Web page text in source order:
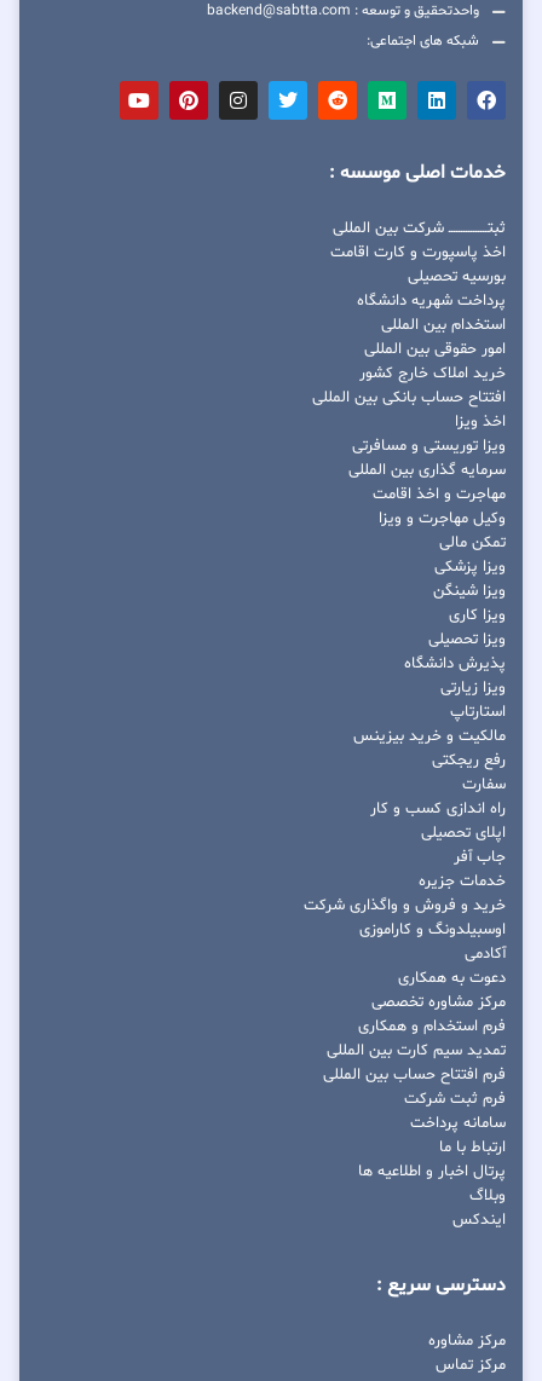
واحدتحقیق و توسعه : backend@sabtta.com
شبکه های اجتماعی:
خدمات اصلی موسسه :
ثبتــــــــــــــــ شرکت بین المللی
اخذ پاسپورت و کارت اقامت
بورسیه تحصیلی
پرداخت شهریه دانشگاه
استخدام بین المللی
امور حقوقی بین المللی
خرید املاک خارج کشور
افتتاح حساب بانکی بین المللی
اخذ ویزا
ویزا توریستی و مسافرتی
سرمایه گذاری بین المللی
مهاجرت و اخذ اقامت
وکیل مهاجرت و ویزا
تمکن مالی
ویزا پزشکی
ویزا شینگن
ویزا کاری
ویزا تحصیلی
پذیرش دانشگاه
ویزا زیارتی
استارتاپ
مالکیت و خرید بیزینس
رفع ریجکتی
سفارت
راه اندازی کسب و کار
اپلای تحصیلی
جاب آفر
خدمات جزیره
خرید و فروش و واگذاری شرکت
اوسبیلدونگ و کاراموزی
آکادمی
دعوت به همکاری
مرکز مشاوره تخصصی
فرم استخدام و همکاری
تمدید سیم کارت بین المللی
فرم افتتاح حساب بین المللی
فرم ثبت شرکت
سامانه پرداخت
ارتباط با ما
پرتال اخبار و اطلاعیه ها
وبلاگ
ایندکس
دسترسی سریع :
مرکز مشاوره
مرکز تماس